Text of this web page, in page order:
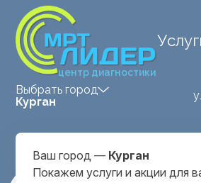
центр диагностики
Выбрать город
Курган
Ваш город — Курган
Покажем услуги и акции для